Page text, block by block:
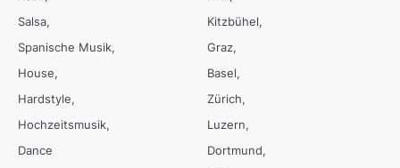
Salsa
Spanische Musik
House
Hardstyle
Hochzeitsmusik
Dance
Kitzbühel
Graz
Basel
Zürich
Luzern
Dortmund